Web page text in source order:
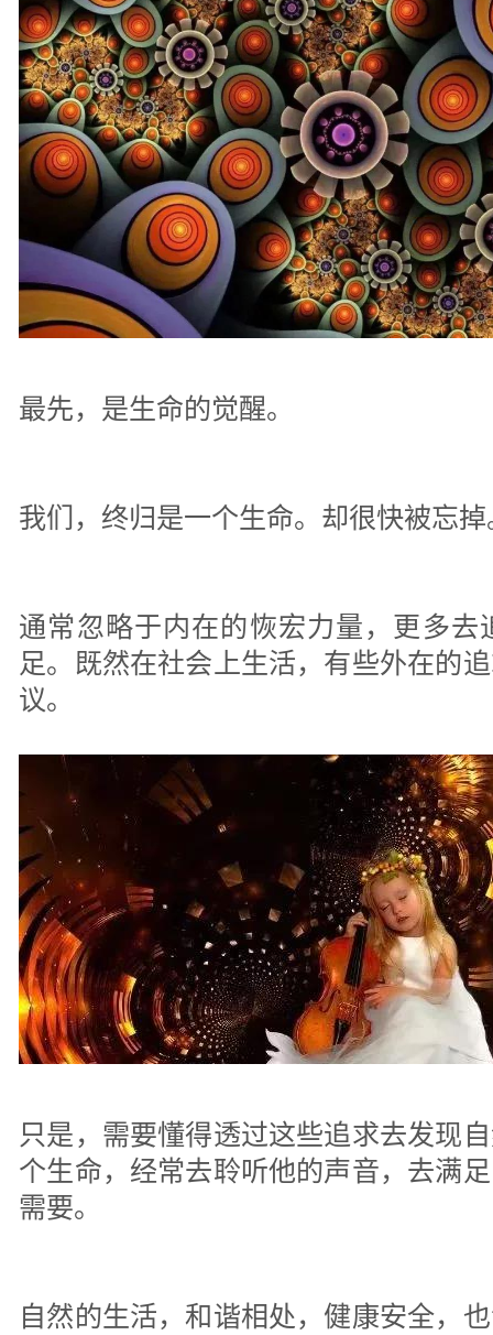
最先，是生命的觉醒。
我们，终归是一个生命。却很快被忘掉
通常忽略于内在的恢宏力量，更多去
足。既然在社会上生活，有些外在的
议。
只是，需要懂得透过这些追求去发现
个生命，经常去聆听他的声音，去满
需要。
自然的生活，和谐相处，健康安全，